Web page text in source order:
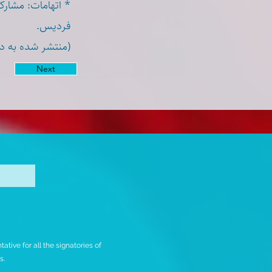
* اتهامات:
فردیس.
(منتشر شده به
Next
for all the signatories of